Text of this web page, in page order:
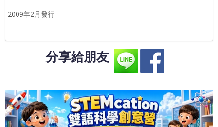
2009年2月發行
分享給朋友